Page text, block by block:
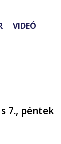
VIDEÓ
7., péntek